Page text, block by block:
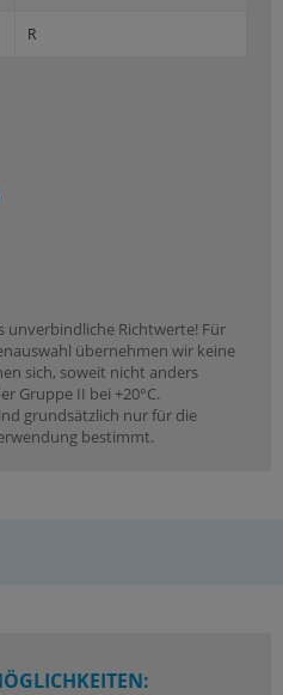
R
unverbindliche Richtwerte! Für
übernehmen wir keine
sich, soweit nicht anders
Gruppe II bei +20°C.
grundsätzlich nur für die
bestimmt.